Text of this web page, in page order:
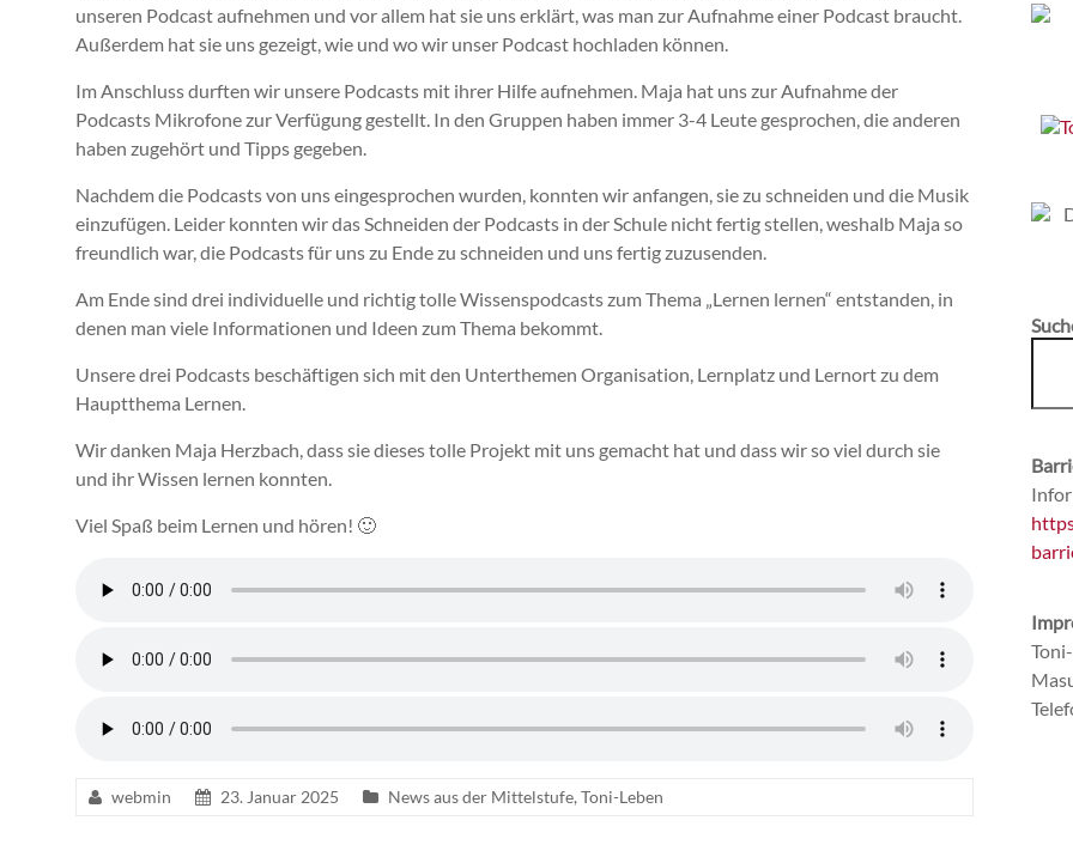
unseren Podcast aufnehmen und vor allem hat sie uns erklärt, was man zur Aufnahme einer Podcast braucht.
Außerdem hat sie uns gezeigt,wie und wo wir unser Podcast hochladen können.
Im Anschluss durften wir unsere Podcasts mit ihrer Hilfeaufnehmen. Maja hat uns zur Aufnahme der
Podcasts Mikrofone zur Verfügung gestellt. In den Gruppen haben immer 3-4 Leute gesprochen, die anderen
haben zugehört und Tipps gegeben.
Nachdem die Podcasts von uns eingesprochen wurden, konnten wir anfangen,sie zu schneiden und die Musik
einzufügen. Leider konnten wir das Schneiden der Podcasts in der Schule nicht fertig stellen, weshalb Maja so
freundlich war, die Podcasts für uns zu Ende zu schneiden und uns fertig zuzusenden.
Am Ende sind drei individuelle und richtig tolleWissenspodcastszum Thema „Lernen lernen“ entstanden, in
denen man viele Informationen und Ideen zum Thema bekommt.
Unsere drei Podcasts beschäftigen sich mit den Unterthemen Organisation, Lernplatz und Lernortzu dem
Hauptthema Lernen.
Wir danken Maja Herzbach, dass sie dieses tolle Projekt mit uns gemacht hat und dass wir so viel durch sie
und ihr Wissen lernen konnten.
Viel Spaß beim Lernen und hören! 🙂
webmin 23. Januar 2025 News aus der Mittelstufe, Toni-Leben